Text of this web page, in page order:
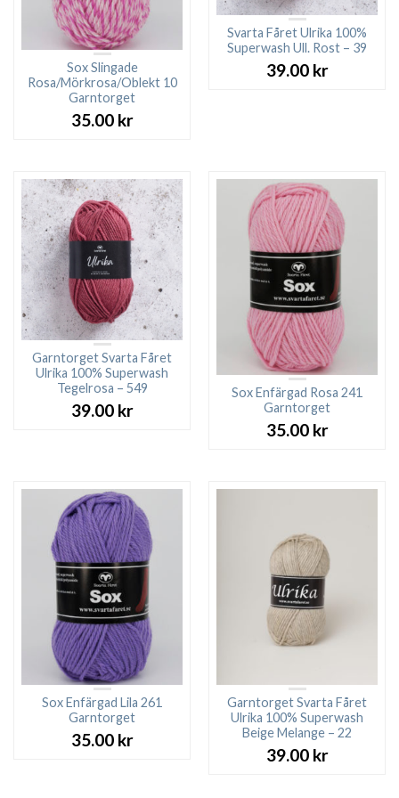
Sox Slingade
Rosa/Mörkrosa/Oblekt 10
Garntorget
35.00 kr
Svarta Fåret Ulrika 100%
Superwash Ull. Rost – 39
39.00 kr
Garntorget Svarta Fåret
Ulrika 100% Superwash
Tegelrosa – 549
39.00 kr
Sox Enfärgad Rosa 241
Garntorget
35.00 kr
Sox Enfärgad Lila 261
Garntorget
35.00 kr
Garntorget Svarta Fåret
Ulrika 100% Superwash
Beige Melange – 22
39.00 kr